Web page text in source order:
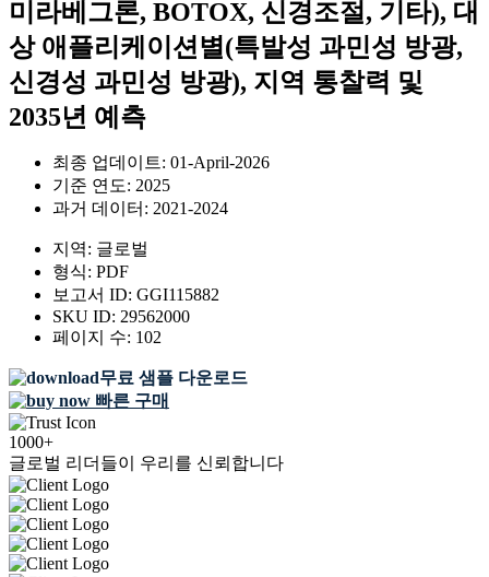
미라베그론, BOTOX, 신경조절, 기타), 대
상 애플리케이션별(특발성 과민성 방광,
신경성 과민성 방광), 지역 통찰력 및
2035년 예측
최종 업데이트: 01-April-2026
기준 연도: 2025
과거 데이터: 2021-2024
지역: 글로벌
형식: PDF
보고서 ID: GGI115882
SKU ID: 29562000
페이지 수: 102
무료 샘플 다운로드
빠른 구매
1000+
글로벌 리더들이 우리를 신뢰합니다